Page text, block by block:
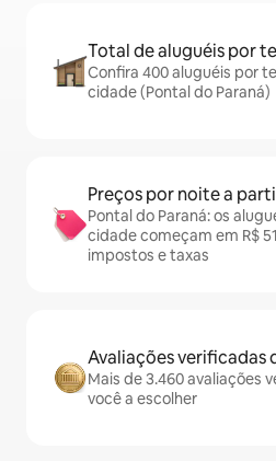
Total de aluguéis por
Confira 400 aluguéis por
cidade (Pontal do Paraná)
Preços por noite a
Pontal do Paraná: os
cidade começam em R$
impostos e taxas
Avaliações verificadas
Mais de 3.460 avaliações
você a escolher